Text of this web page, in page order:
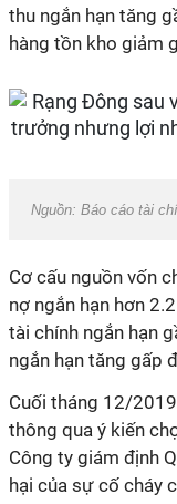
thu ngắn hạn tăng
hàng tồn kho giảm
Nguồn: Báo cáo tài
Cơ cấu nguồn vốn
nợ ngắn hạn hơn
tài chính ngắn hạn
ngắn hạn tăng gấp
Cuối tháng 12/
thông qua ý kiến
Công ty giám định
hại của sự cố cháy